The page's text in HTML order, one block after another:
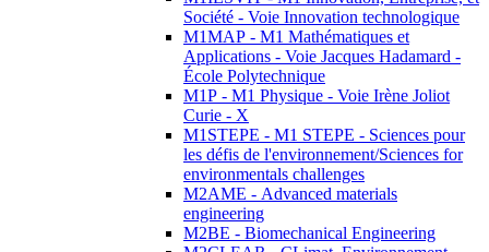
Société - Voie Innovation technologique
M1MAP - M1 Mathématiques et
Applications - Voie Jacques Hadamard -
École Polytechnique
M1P - M1 Physique - Voie Irène Joliot
Curie - X
M1STEPE - M1 STEPE - Sciences pour
les défis de l'environnement/Sciences for
environmentals challenges
M2AME - Advanced materials
engineering
M2BE - Biomechanical Engineering